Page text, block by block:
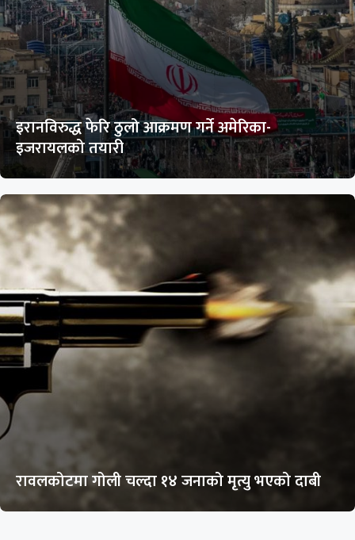
इरानविरुद्ध फेरि ठुलो आक्रमण गर्ने अमेरिका-
इजरायलको तयारी
रावलकोटमा गोली चल्दा १४ जनाको मृत्यु भएको दाबी